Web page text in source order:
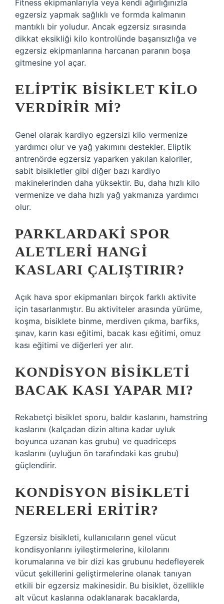
Fitness ekipmanlarıyla veya kendi ağırlığınızla
egzersiz yapmak sağlıklı ve formda kalmanın
mantıklı bir yoludur. Ancak egzersiz sırasında
dikkat eksikliği kilo kontrolünde başarısızlığa ve
egzersiz ekipmanlarına harcanan paranın boşa
gitmesine yol açar.
ELIPTIK BISIKLET KILO
VERDIRIR MI?
Genel olarak kardiyo egzersizi kilo vermenize
yardımcı olur ve yağ yakımını destekler. Eliptik
antrenörde egzersiz yaparken yakılan kaloriler,
sabit bisikletler gibi diğer bazı kardiyo
makinelerinden daha yüksektir. Bu, daha hızlı kilo
vermenize ve daha hızlı yağ yakmanıza yardımcı
olur.
PARKLARDAKI SPOR
ALETLERI HANGI
KASLARI ÇALIŞTIRIR?
Açık hava spor ekipmanları birçok farklı aktivite
için tasarlanmıştır. Bu aktiviteler arasında yürüme,
koşma, bisiklete binme, merdiven çıkma, barfiks,
şınav, karın kası eğitimi, bacak kası eğitimi, omuz
kası eğitimi ve diğerleri yer alır.
KONDISYON BISIKLETI
BACAK KASI YAPAR MI?
Rekabetçi bisiklet sporu, baldır kaslarını, hamstring
kaslarını (kalçadan dizin altına kadar uyluk
boyunca uzanan kas grubu) ve quadriceps
kaslarını (uyluğun ön tarafındaki kas grubu)
güçlendirir.
KONDISYON BISIKLETI
NERELERI ERITIR?
Egzersiz bisikleti, kullanıcıların genel vücut
kondisyonlarını iyileştirmelerine, kilolarını
korumalarına ve bir dizi kas grubunu hedefleyerek
vücut şekillerini geliştirmelerine olanak tanıyan
etkili bir egzersiz makinesidir. Bu bisiklet, özellikle
alt vücut kaslarına odaklanarak bacaklarda,